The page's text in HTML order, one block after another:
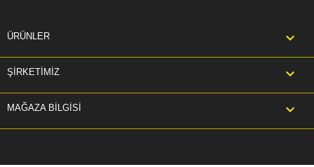
ÜRÜNLER 
ŞIRKETIMIZ 
MAĞAZA BILGISI keyboard_arrow_down